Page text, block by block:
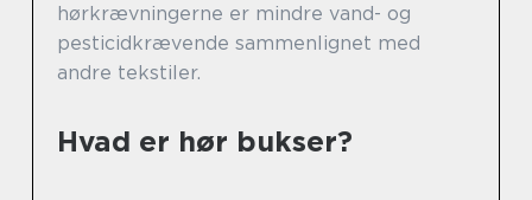
hørkrævningerne er mindre vand- og
pesticidkrævende sammenlignet med
andre tekstiler.
Hvad er hør bukser?